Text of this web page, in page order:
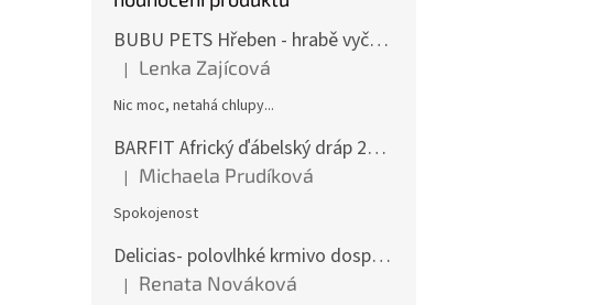
BUBU PETS Hřeben - hrabě vyčesávací dvouřadé modré 11x15cm
Hodnocení produktu je 1 z 5 hvězdiček.
| Lenka Zajícová
Nic moc, netahá chlupy...
BARFIT Africký ďábelský dráp 250g
Hodnocení produktu je 5 z 5 hvězdiček.
| Michaela Prudíková
Spokojenost
Delicias- polovlhké krmivo dospělý pes 3Kg
Hodnocení produktu je 5 z 5 hvězdiček.
| Renata Nováková